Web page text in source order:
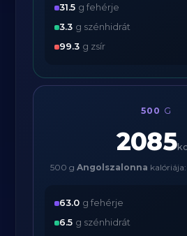
31.5 g fehérje
3.3 g szénhidrát
99.3 g zsír
500 G
2085
500 g Angolszalonna kalóriája:
63.0 g fehérje
6.5 g szénhidrát